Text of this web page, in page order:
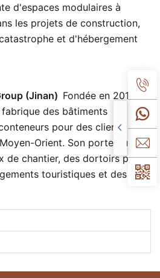
d'espaces modulaires à
les projets de construction,
et d'hébergement
(Jinan) Fondée en 2014,
des bâtiments
pour des clients en
Orient. Son portefeuille
de chantier, des dortoirs pour
touristiques et des